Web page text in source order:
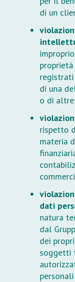
di un
registrati
di una
o di
rispetto
materia
dati
natura
dal
dei
soggetti